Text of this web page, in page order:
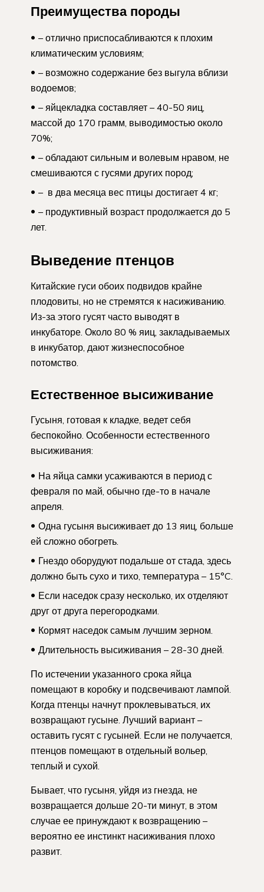
Преимущества породы
– отлично приспосабливаются к плохим
климатическим условиям;
– возможно содержание без выгула вблизи
водоемов;
– яйцекладка составляет – 40-50 яиц,
массой до 170 грамм, выводимостью около
70%;
– обладают сильным и волевым нравом, не
смешиваются с гусями других пород;
– в два месяца вес птицы достигает 4 кг;
– продуктивный возраст продолжается до 5
лет.
Выведение птенцов
Китайские гуси обоих подвидов крайне
плодовиты, но не стремятся к насиживанию.
Из-за этого гусят часто выводят в
инкубаторе. Около 80 % яиц, закладываемых
в инкубатор, дают жизнеспособное
потомство.
Естественное высиживание
Гусыня, готовая к кладке, ведет себя
беспокойно. Особенности естественного
высиживания:
На яйца самки усаживаются в период с
февраля по май, обычно где-то в начале
апреля.
Одна гусыня высиживает до 13 яиц, больше
ей сложно обогреть.
Гнездо оборудуют подальше от стада, здесь
должно быть сухо и тихо, температура – 15°C.
Если наседок сразу несколько, их отделяют
друг от друга перегородками.
Кормят наседок самым лучшим зерном.
Длительность высиживания – 28-30 дней.
По истечении указанного срока яйца
помещают в коробку и подсвечивают лампой.
Когда птенцы начнут проклевываться, их
возвращают гусыне. Лучший вариант –
оставить гусят с гусыней. Если не получается,
птенцов помещают в отдельный вольер,
теплый и сухой.
Бывает, что гусыня, уйдя из гнезда, не
возвращается дольше 20-ти минут, в этом
случае ее принуждают к возвращению –
вероятно ее инстинкт насиживания плохо
развит.